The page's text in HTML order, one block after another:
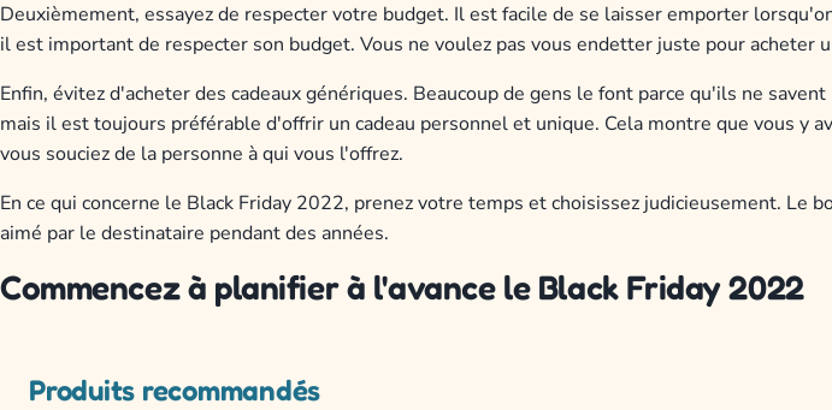
Deuxièmement, essayez de respecter votre budget. Il est facile de se laisser emporter
il est important de respecter son budget. Vous ne voulez pas vous endetter juste pour acheter
Enfin, évitez d'acheter des cadeaux génériques. Beaucoup de gens le font parce qu'ils ne
mais il est toujours préférable d'offrir un cadeau personnel et unique. Cela montre que vous y
vous souciez de la personne à qui vous l'offrez.
En ce qui concerne le Black Friday 2022, prenez votre temps et choisissez judicieusement. Le
aimé par le destinataire pendant des années.
Commencez à planifier à l'avance le Black Friday 2022
Produits recommandés